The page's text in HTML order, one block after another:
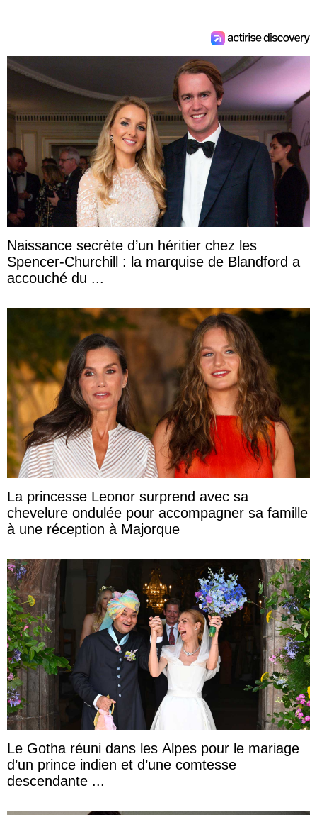
Naissance secrète d’un héritier chez les
Spencer-Churchill : la marquise de Blandford a
accouché du ...
La princesse Leonor surprend avec sa
chevelure ondulée pour accompagner sa famille
à une réception à Majorque
Le Gotha réuni dans les Alpes pour le mariage
d’un prince indien et d’une comtesse
descendante ...